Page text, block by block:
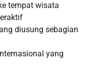
tempat wisata
diusung sebagian
yang